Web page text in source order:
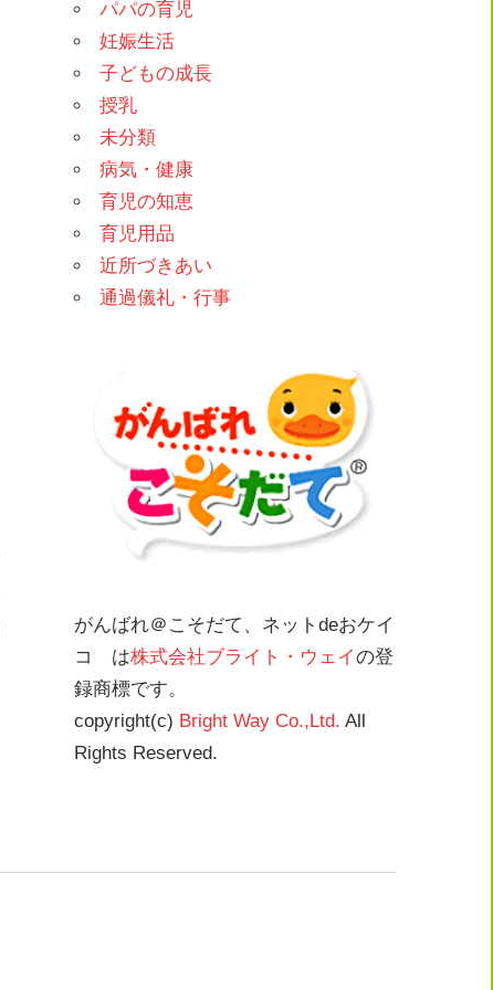
パパの育児
妊娠生活
子どもの成長
授乳
未分類
病気・健康
育児の知恵
育児用品
近所づきあい
通過儀礼・行事
がんばれ＠こそだて、ネットdeおケイ
コ は株式会社ブライト・ウェイの登
録商標です。
copyright(c) Bright Way Co.,Ltd. All
Rights Reserved.